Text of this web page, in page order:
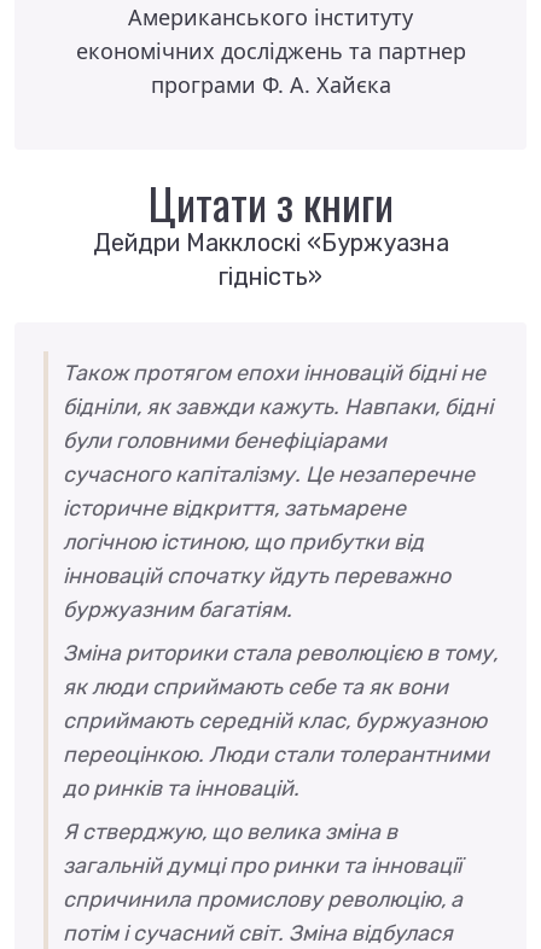
Американського інституту
економічних досліджень та партнер
програми Ф. А. Хайєка
Цитати з книги
Дейдри Макклоскі «Буржуазна
гідність»
Також протягом епохи інновацій бідні не
бідніли, як завжди кажуть. Навпаки, бідні
були головними бенефіціарами
сучасного капіталізму. Це незаперечне
історичне відкриття, затьмарене
логічною істиною, що прибутки від
інновацій спочатку йдуть переважно
буржуазним багатіям.
Зміна риторики стала революцією в тому,
як люди сприймають себе та як вони
сприймають середній клас, буржуазною
переоцінкою. Люди стали толерантними
до ринків та інновацій.
Я стверджую, що велика зміна в
загальній думці про ринки та інновації
спричинила промислову революцію, а
потім і сучасний світ. Зміна відбулася